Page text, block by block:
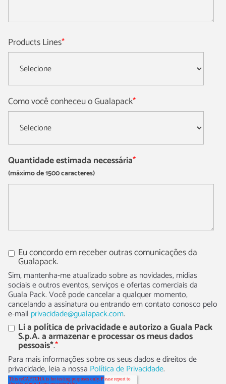
Products Lines*
Como você conheceu o Gualapack*
Quantidade estimada necessária*
(máximo de 1500 caracteres)
Eu concordo em receber outras comunicações da
Gualapack.
Sim, mantenha-me atualizado sobre as novidades, mídias
sociais e outros eventos, serviços e ofertas comerciais da
Guala Pack. Você pode cancelar a qualquer momento,
cancelando a assinatura ou entrando em contato conosco pelo
e-mail privacidade@gualapack.com.
Li a política de privacidade e autorizo a Guala Pack
S.p.A. a armazenar e processar os meus dados
pessoais*.*
Para mais informações sobre os seus dados e direitos de
privacidade, leia a nossa Política de Privacidade.